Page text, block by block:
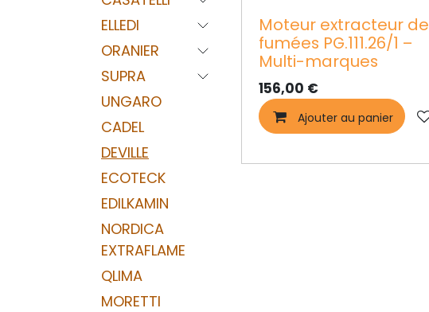
ELLEDI
ORANIER
SUPRA
UNGARO
CADEL
DEVILLE
ECOTECK
EDILKAMIN
NORDICA
EXTRAFLAME
QLIMA
MORETTI
Moteur extracteur de
fumées PG.111.26/1 –
Multi-marques
156,00 €
Ajouter au panier